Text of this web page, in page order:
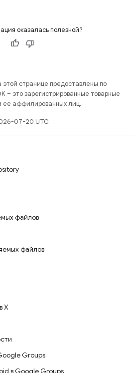
оказалась полезной?
этой странице предоставлены по
– это зарегистрированные товарные
ее аффилированных лиц.
07-20 UTC.
файлов
файлов
X
Groups
в Google Groups